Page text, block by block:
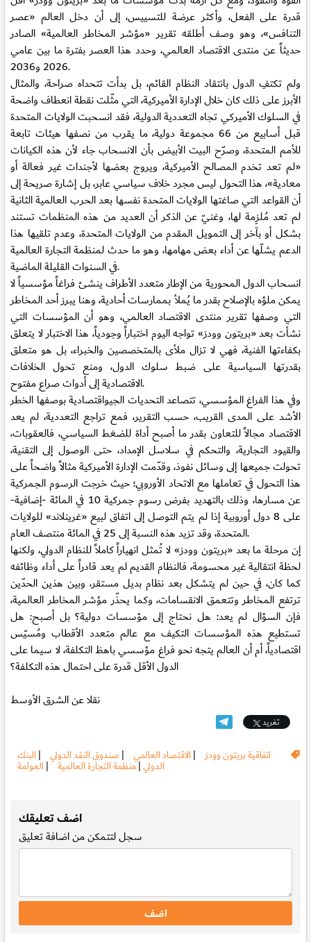
قدرة على الفعل، وأكثر عرضة للتسييس، إلى أن دخل العالم «عصر
التنافس»، وهو وصف أطلقه تقرير «مؤشر المخاطر العالمية» الصادر
حديثاً عن منتدى الاقتصاد العالمي، وحدد هذا العصر بفترة ما بين عامي
2026 و2036.
ولم تكتفِ الدول بانتقاد النظام القائم، بل بدأت تتحداه صراحة، والمثال
الأبرز على ذلك كان خلال الإدارة الأميركية، التي مثّلت نقطة انعطاف واضحة
في السلوك الأميركي تجاه التعددية الدولية، فقد انسحبت الولايات المتحدة
قبل أسابيع من 66 مجموعة دولية، ما يقرب من نصفها هيئات تابعة
للأمم المتحدة، وصرّح البيت الأبيض بأن الانسحاب جاء لأن هذه الكيانات
«لم تعد تخدم المصالح الأميركية، ويروج بعضها لأجندات غير فعالة أو
معادية»، هذا التحول ليس مجرد خلاف سياسي عابر، بل إشارة صريحة إلى
أن القواعد التي صاغتها الولايات المتحدة نفسها بعد الحرب العالمية الثانية
لم تعد مُلزِمة لها، وغنيّ عن الذكر أن العديد من هذه المنظمات تستند
بشكل أو بآخر إلى التمويل المقدم من الولايات المتحدة، وعدم تلقيها هذا
الدعم يشلّها عن أداء بعض مهامها، وهو ما حدث لمنظمة التجارة العالمية
في السنوات القليلة الماضية.
انسحاب الدول المحورية من الإطار متعدد الأطراف ينشئ فراغاً مؤسسياً لا
يمكن ملؤه بالإصلاح بقدر ما يُملأ بممارسات أحادية، وهنا يبرز أحد المخاطر
التي وصفها تقرير منتدى الاقتصاد العالمي، وهو أن المؤسسات التي
نشأت بعد «بريتون وودز» تواجه اليوم اختباراً وجودياً، هذا الاختبار لا يتعلق
بكفاءتها الفنية، فهي لا تزال ملأى بالمتخصصين والخبراء، بل هو متعلق
بقدرتها السياسية على ضبط سلوك الدول، ومنع تحول الخلافات
الاقتصادية إلى أدوات صراع مفتوح.
وفي هذا الفراغ المؤسسي، تتصاعد التحديات الجيواقتصادية بوصفها الخطر
الأشد على المدى القريب، حسب التقرير، فمع تراجع التعددية، لم يعد
الاقتصاد مجالاً للتعاون بقدر ما أصبح أداة للضغط السياسي، فالعقوبات،
والقيود التجارية، والتحكم في سلاسل الإمداد، حتى الوصول إلى التقنية،
تحولت جميعها إلى وسائل نفوذ، وقدّمت الإدارة الأميركية مثالاً واضحاً على
هذا التحول في تعاملها مع الاتحاد الأوروبي؛ حيث خرجت الرسوم الجمركية
عن مسارها، وذلك بالتهديد بفرض رسوم جمركية 10 في المائة -إضافية-
على 8 دول أوروبية إذا لم يتم التوصل إلى اتفاق لبيع «غرينلاند» للولايات
المتحدة، وقد تزيد هذه النسبة إلى 25 في المائة منتصف العام.
إن مرحلة ما بعد «بريتون وودز» لا تُمثل انهياراً كاملاً للنظام الدولي، ولكنها
لحظة انتقالية غير محسومة، فالنظام القديم لم يعد قادراً على أداء وظائفه
كما كان، في حين لم يتشكل بعد نظام بديل مستقر، وبين هذين الحدّين
ترتفع المخاطر وتتعمق الانقسامات، وكما يحذّر مؤشر المخاطر العالمية،
فإن السؤال لم يعد: هل نحتاج إلى مؤسسات دولية؟ بل أصبح: هل
تستطيع هذه المؤسسات التكيف مع عالم متعدد الأقطاب ومُسيّس
اقتصادياً، أم أن العالم يتجه نحو فراغ مؤسسي باهظ التكلفة، لا سيما على
الدول الأقل قدرة على احتمال هذه التكلفة؟
نقلا عن الشرق الأوسط
تغريد
اتفاقية بريتون وودز | الاقتصاد العالمي | صندوق النقد الدولي | البنك
الدولي|منظمة التجارة العالمية | العولمة
اضف تعليقك
سجللتتمكن من اضافة تعليق